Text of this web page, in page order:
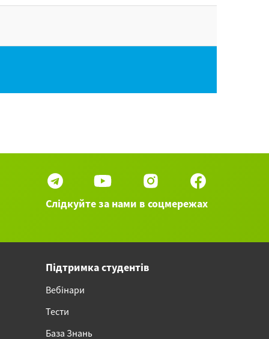
Слідкуйте за нами в соцмережах
Підтримка студентів
Вебінари
Тести
База Знань